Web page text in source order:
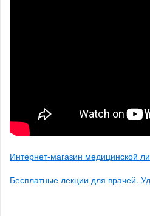
Интернет-магазин медицинской
Бесплатные лекции для врачей.